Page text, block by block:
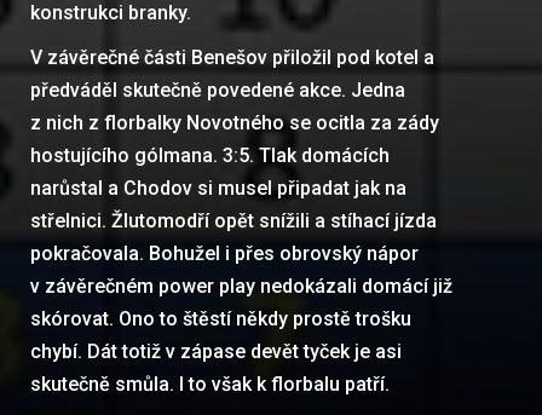
konstrukci branky.
V závěrečné části Benešov přiložil pod kotel a
předváděl skutečně povedené akce. Jedna
z nich z florbalky Novotného se ocitla za zády
hostujícího gólmana. 3:5. Tlak domácích
narůstal a Chodov si musel připadat jak na
střelnici. Žlutomodří opět snížili a stíhací jízda
pokračovala. Bohužel i přes obrovský nápor
v závěrečném power play nedokázali domácí již
skórovat. Ono to štěstí někdy prostě trošku
chybí. Dát totiž v zápase devět tyček je asi
skutečně smůla. I to však k florbalu patří.